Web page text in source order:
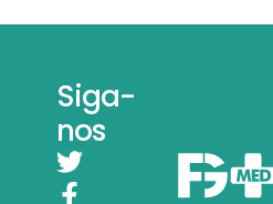
Siga-
nos